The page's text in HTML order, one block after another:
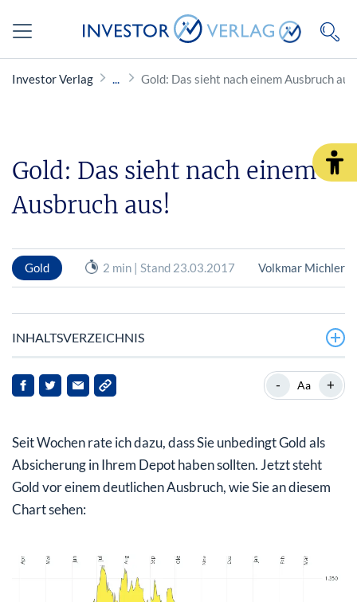
Investor Verlag Gold: Das sieht nach einem Ausbruch
Gold: Das sieht nach einem
Ausbruch aus!
Gold 2 min | Stand 23.03.2017 Volkmar Michler
INHALTSVERZEICHNIS
Drei Gründe für den Auftrieb bei Gold
Die Reformen kommen … eben nur später
- Aa +
Seit Wochen rate ich dazu, dass Sie unbedingt Gold als
Absicherung in Ihrem Depot haben sollten. Jetzt steht
Gold vor einem deutlichen Ausbruch, wie Sie an diesem
Chart sehen: